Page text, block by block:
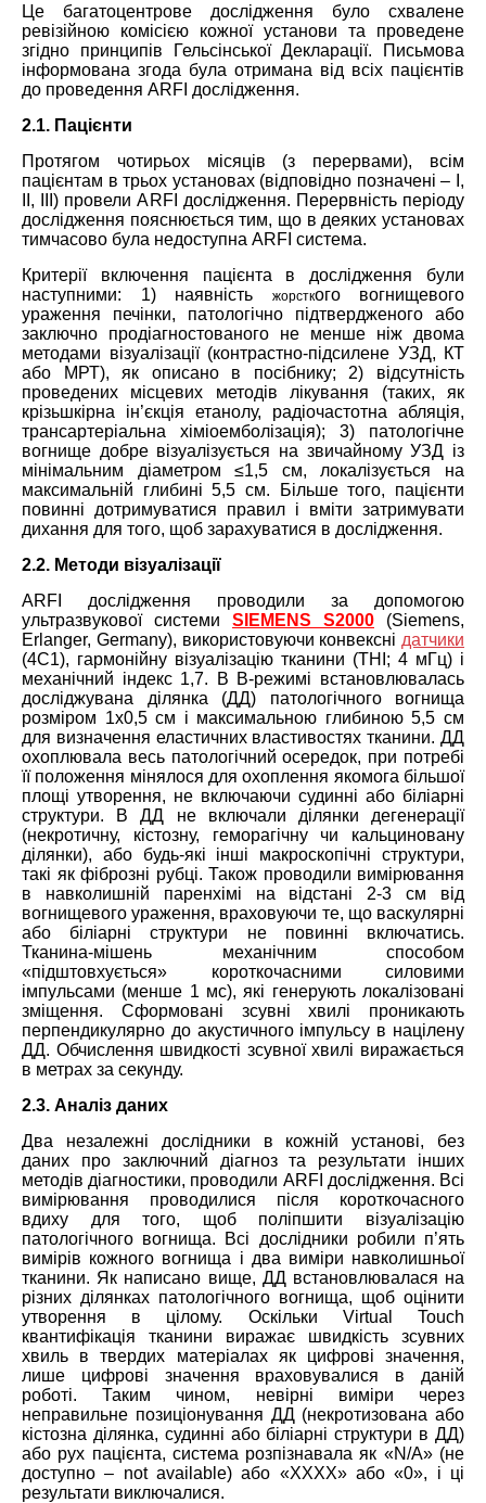
Це багатоцентрове дослідження було схвалене
ревізійною комісією кожної установи та проведене
згідно принципів Гельсінської Декларації. Письмова
інформована згода була отримана від всіх пацієнтів
до проведення ARFI дослідження.
2.1. Пацієнти
Протягом чотирьох місяців (з перервами), всім
пацієнтам в трьох установах (відповідно позначені – I,
II, III) провели ARFI дослідження. Перервність періоду
дослідження пояснюється тим, що в деяких установах
тимчасово була недоступна ARFI система.
Критерії включення пацієнта в дослідження були
наступними: 1) наявність
жорсткого вогнищевого
ураження печінки, патологічно підтвердженого або
заключно продіагностованого не менше ніж двома
методами візуалізації (контрастно-підсилене УЗД, КТ
або МРТ), як описано в посібнику; 2) відсутність
проведених місцевих методів лікування (таких, як
крізьшкірна ін’єкція етанолу, радіочастотна абляція,
трансартеріальна хіміоемболізація); 3) патологічне
вогнище добре візуалізується на звичайному УЗД із
мінімальним діаметром ≤1,5 см, локалізується на
максимальній глибині 5,5 см. Більше того, пацієнти
повинні дотримуватися правил і вміти затримувати
дихання для того, щоб зарахуватися в дослідження.
2.2. Методи візуалізації
ARFI дослідження проводили за допомогою
ультразвукової системи SIEMENS S2000 (Siemens,
Erlanger, Germany), використовуючи конвексні датчики
(4С1), гармонійну візуалізацію тканини (THI; 4 мГц) і
механічний індекс 1,7. В В-режимі встановлювалась
досліджувана ділянка (ДД) патологічного вогнища
розміром 1х0,5 см і максимальною глибиною 5,5 см
для визначення еластичних властивостях тканини. ДД
охоплювала весь патологічний осередок, при потребі
її положення мінялося для охоплення якомога більшої
площі утворення, не включаючи судинні або біліарні
структури. В ДД не включали ділянки дегенерації
(некротичну, кістозну, геморагічну чи кальциновану
ділянки), або будь-які інші макроскопічні структури,
такі як фіброзні рубці. Також проводили вимірювання
в навколишній паренхімі на відстані 2-3 см від
вогнищевого ураження, враховуючи те, що васкулярні
або біліарні структури не повинні включатись.
Тканина-мішень механічним способом
«підштовхується» короткочасними силовими
імпульсами (менше 1 мс), які генерують локалізовані
зміщення. Сформовані зсувні хвилі проникають
перпендикулярно до акустичного імпульсу в націлену
ДД. Обчислення швидкості зсувної хвилі виражається
в метрах за секунду.
2.3. Аналіз даних
Два незалежні дослідники в кожній установі, без
даних про заключний діагноз та результати інших
методів діагностики, проводили ARFI дослідження. Всі
вимірювання проводилися після короткочасного
вдиху для того, щоб поліпшити візуалізацію
патологічного вогнища. Всі дослідники робили п’ять
вимірів кожного вогнища і два виміри навколишньої
тканини. Як написано вище, ДД встановлювалася на
різних ділянках патологічного вогнища, щоб оцінити
утворення в цілому. Оскільки Virtual Touch
квантифікація тканини виражає швидкість зсувних
хвиль в твердих матеріалах як цифрові значення,
лише цифрові значення враховувалися в даній
роботі. Таким чином, невірні виміри через
неправильне позиціонування ДД (некротизована або
кістозна ділянка, судинні або біліарні структури в ДД)
або рух пацієнта, система розпізнавала як «N/A» (не
доступно – not available) або «ХХХХ» або «0», і ці
результати виключалися.